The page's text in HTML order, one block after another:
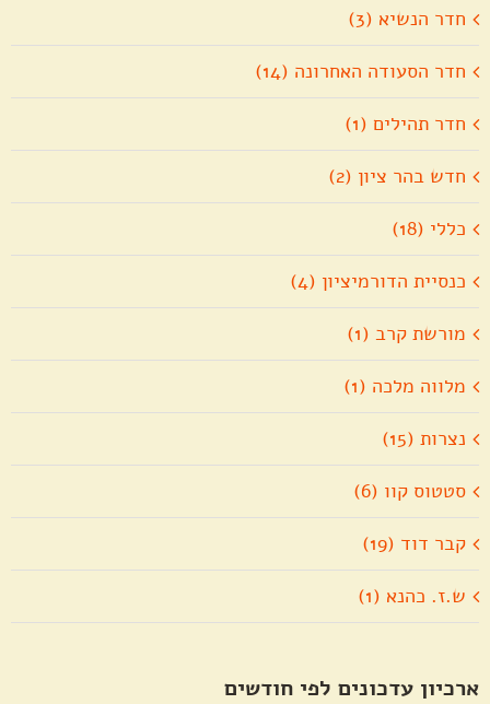
חדר הנשיא (3)
חדר הסעודה האחרונה (14)
חדר תהילים (1)
חדש בהר ציון (2)
כללי (18)
כנסיית הדורמיציון (4)
מורשת קרב (1)
מלווה מלכה (1)
נצרות (15)
סטטוס קוו (6)
קבר דוד (19)
ש.ז. כהנא (1)
ארכיון עדכונים לפי חודשים